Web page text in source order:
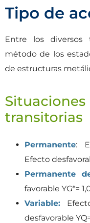
Tipo de
Entre los diversos
método de los
de estructuras
transitorias
Permanente:
Efecto
Permanente
favorable YG*=
Variable:
desfavorable